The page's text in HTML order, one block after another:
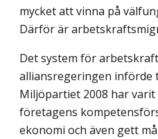
mycket att vinna på
Därför är
Det system för
alliansregeringen införde
Miljöpartiet 2008 har
företagens
ekonomi och även gett